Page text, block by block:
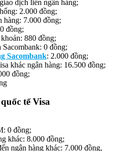
dịch liên ngân hàng;
2.000 đồng;
hàng: 7.000 đồng;
đồng;
880 đồng;
0 đồng;
Sacombank: 2.000 đồng;
khác ngân hàng: 16.500 đồng;
đồng;
tế Visa
0 đồng;
khác: 8.000 đồng;
ngân hàng khác: 7.000 đồng,